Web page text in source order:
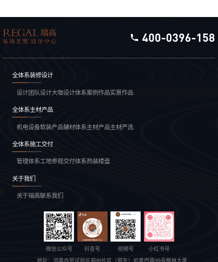
400-0396-158
全体系装修设计
设计团队设计大咖设计体系案例作品实景作品
全体系主材产品
机电设备软装产品辅材体系主材产品主材严选
全体系施工交付
管理体系工地参观交付体系热装楼盘
关于我们
关于瑞高联系我们
微信公众号 抖音号 视频号 小红书号
地址： 河南自贸试验区郑州片区（郑东）如意西路99号楷林大厦